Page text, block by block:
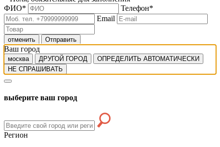
ФИО* Телефон*
Email
отменить Отправить
Ваш город
москва ДРУГОЙ ГОРОД
ОПРЕДЕЛИТЬ АВТОМАТИЧЕСКИ
НЕ СПРАШИВАТЬ
выберите ваш город
Регион